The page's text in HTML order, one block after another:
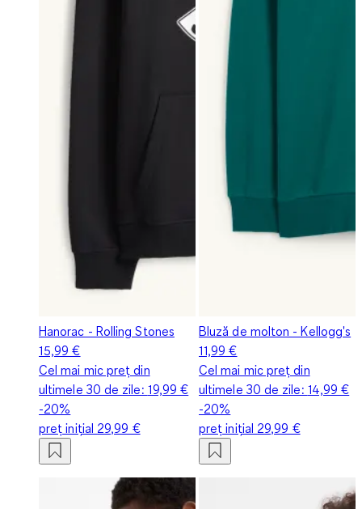
Hanorac - Rolling Stones
15,99 €
Cel mai mic preț din
ultimele 30 de zile: 19,99 €
-20%
preț inițial 29,99 €
Bluză de molton - Kellogg's
11,99 €
Cel mai mic preț din
ultimele 30 de zile: 14,99 €
-20%
preț inițial 29,99 €